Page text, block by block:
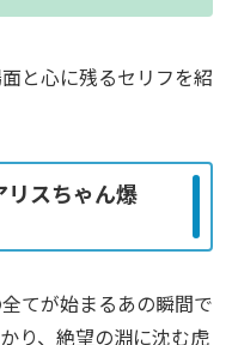
と心に残るセリフを紹
リスちゃん爆
てが始まるあの瞬間で
り、絶望の淵に沈む虎